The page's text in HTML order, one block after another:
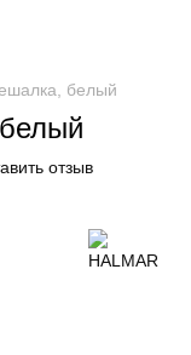
белый
отзыв